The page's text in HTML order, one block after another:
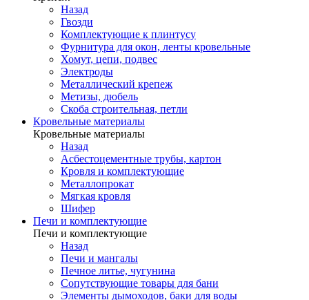
Назад
Гвозди
Комплектующие к плинтусу
Фурнитура для окон, ленты кровельные
Хомут, цепи, подвес
Электроды
Металлический крепеж
Метизы, дюбель
Скоба строительная, петли
Кровельные материалы
Кровельные материалы
Назад
Асбестоцементные трубы, картон
Кровля и комплектующие
Металлопрокат
Мягкая кровля
Шифер
Печи и комплектующие
Печи и комплектующие
Назад
Печи и мангалы
Печное литье, чугунина
Сопутствующие товары для бани
Элементы дымоходов, баки для воды